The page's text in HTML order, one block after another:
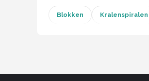
Chouette-Chouette
Blokken Kralenspiralen